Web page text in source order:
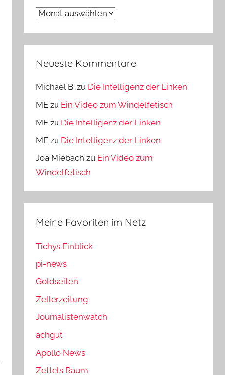
Archiv
Neueste Kommentare
Michael B. zu Die Intelligenz der Linken
ME zu Ein Video zum Windelfetisch
ME zu Die Intelligenz der Linken
ME zu Die Intelligenz der Linken
Joa Miebach zu Ein Video zum
Windelfetisch
Meine Favoriten im Netz
Tichys Einblick
pi-news
Goldseiten
Zellerzeitung
Journalistenwatch
achgut
Apollo News
Zettels Raum